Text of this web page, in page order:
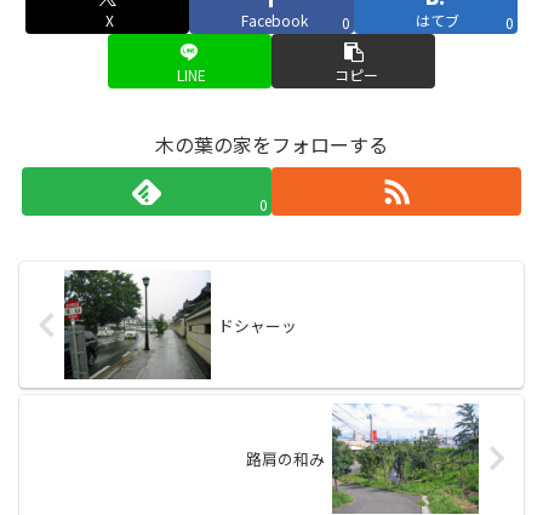
X Facebook 0 はてブ 0
LINE コピー
木の葉の家をフォローする
0
ドシャーッ
路肩の和み